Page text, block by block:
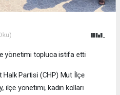
yönetimi topluca istifa etti
Halk Partisi (CHP) Mut İlçe
ilçe yönetimi, kadın kolları